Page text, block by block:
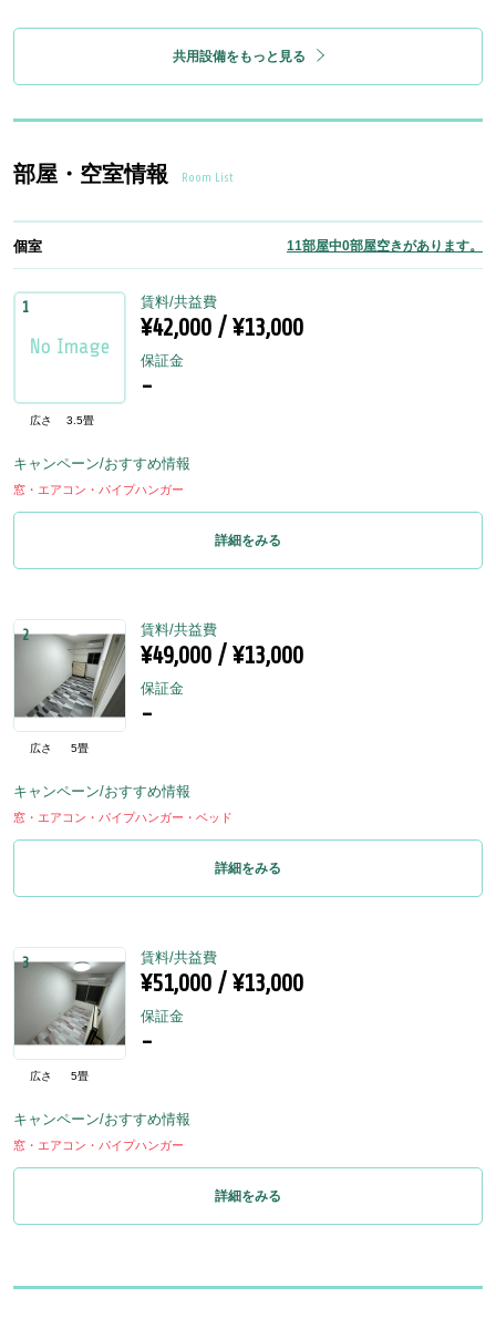
共用設備をもっと見る
部屋・空室情報 Room List
個室 11部屋中0部屋空きがあります。
1
広さ 3.5畳
賃料/共益費
¥42,000 / ¥13,000
保証金
-
キャンペーン/おすすめ情報
窓・エアコン・パイプハンガー
詳細をみる
2
広さ 5畳
賃料/共益費
¥49,000 / ¥13,000
保証金
-
キャンペーン/おすすめ情報
窓・エアコン・パイプハンガー・ベッド
詳細をみる
3
広さ 5畳
賃料/共益費
¥51,000 / ¥13,000
保証金
-
キャンペーン/おすすめ情報
窓・エアコン・パイプハンガー
詳細をみる